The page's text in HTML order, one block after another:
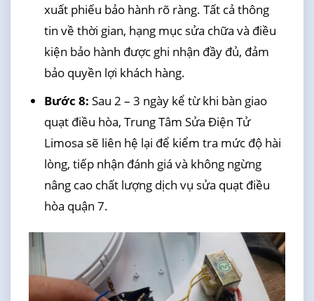
xuất phiếu bảo hành rõ ràng. Tất cả thông
tin về thời gian, hạng mục sửa chữa và điều
kiện bảo hành được ghi nhận đầy đủ, đảm
bảo quyền lợi khách hàng.
Bước 8: Sau 2 – 3 ngày kể từ khi bàn giao
quạt điều hòa, Trung Tâm Sửa Điện Tử
Limosa sẽ liên hệ lại để kiểm tra mức độ hài
lòng, tiếp nhận đánh giá và không ngừng
nâng cao chất lượng dịch vụ sửa quạt điều
hòa quận 7.